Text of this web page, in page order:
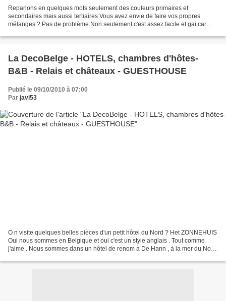
Reparlons en quelques mots seulement des couleurs primaires et
secondaires mais aussi tertiaires Vous avez envie de faire vos propres
mélanges ? Pas de problème.Non seulement c'est assez facile et gai car
La DecoBelge - HOTELS, chambres d'hôtes-
B&B - Relais et châteaux - GUESTHOUSE
Publié le 09/10/2010 à 07:00
Par javi53
O n visite quelques belles pièces d'un petit hôtel du Nord ? Het ZONNEHUIS
Oui nous sommes en Belgique et oui c'est un style anglais . Tout comme
j'aime . Nous sommes dans un hôtel de renom à De Hann , à la mer du Nord